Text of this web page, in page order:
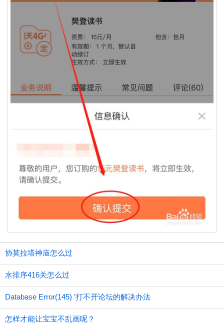
协莫拉塔神庙怎么过
水排序416关怎么过
Database Error(145) '打不开论坛的解决办法
怎样才能让宝宝不乱画呢？